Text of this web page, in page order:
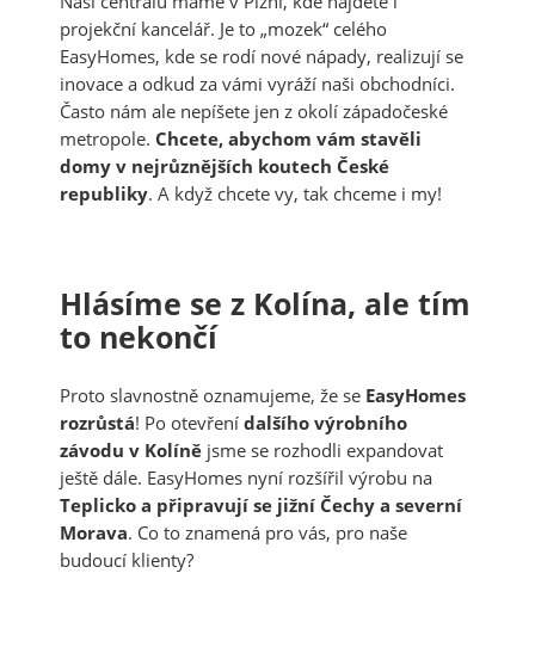
projekční kancelář. Je to „mozek“ celého
EasyHomes, kde se rodí nové nápady, realizují se
inovace a odkud za vámi vyráží naši obchodníci.
Často nám ale nepíšete jen z okolí západočeské
metropole. Chcete, abychom vám stavěli
domy v nejrůznějších koutech České
republiky. A když chcete vy, tak chceme i my!
Hlásíme se z Kolína, ale tím
to nekončí
Proto slavnostně oznamujeme, že se EasyHomes
rozrůstá! Po otevření dalšího výrobního
závodu v Kolíně jsme se rozhodli expandovat
ještě dále. EasyHomes nyní rozšířil výrobu na
Teplicko a připravují se jižní Čechy a severní
Morava. Co to znamená pro vás, pro naše
budoucí klienty?